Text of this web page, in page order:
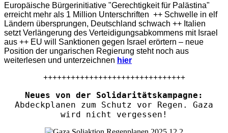
Europäische Bürgerinitiative "Gerechtigkeit für Palästina"
erreicht mehr als 1 Million Unterschriften ++ Schwelle in elf
Ländern übersprungen, Deutschland schwach ++ Italien
setzt Verlängerung des Verteidigungsabkommens mit Israel
aus ++ EU will Sanktionen gegen Israel erörtern – neue
Position der ungarischen Regierung steht noch aus
weiterlesen und unterzeichnen hier
+++++++++++++++++++++++++++++++
Neues von der Solidaritätskampagne:
Abdeckplanen zum Schutz vor Regen. Gaza
wird nicht vergessen!